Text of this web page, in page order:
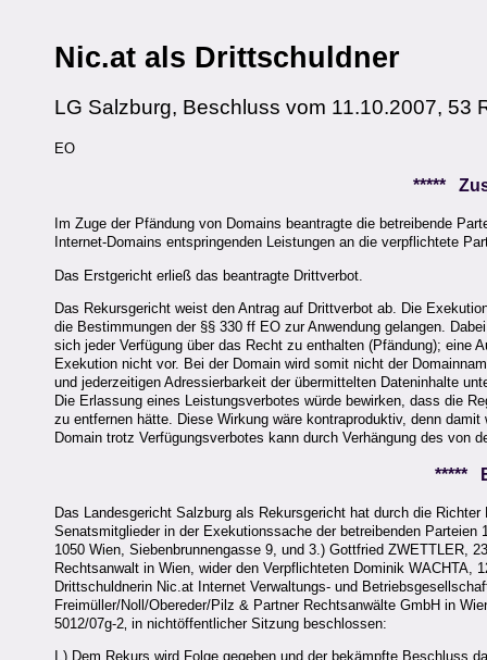
Nic.at als Drittschuldner
LG Salzburg, Beschluss vom 11.10.2007, 53
EO
*****
Im Zuge der Pfändung von Domains beantragte die betreibende
Internet-Domains entspringenden Leistungen an die verpflichtete
Das Erstgericht erließ das beantragte Drittverbot.
Das Rekursgericht weist den Antrag auf Drittverbot ab. Die
die Bestimmungen der §§ 330 ff EO zur Anwendung gelangen.
sich jeder Verfügung über das Recht zu enthalten (Pfändung); eine
Exekution nicht vor. Bei der Domain wird somit nicht der
und jederzeitigen Adressierbarkeit der übermittelten Dateninhalte
Die Erlassung eines Leistungsverbotes würde bewirken, dass die
zu entfernen hätte. Diese Wirkung wäre kontraproduktiv, denn
Domain trotz Verfügungsverbotes kann durch Verhängung des von
*****
Das Landesgericht Salzburg als Rekursgericht hat durch die
Senatsmitglieder in der Exekutionssache der betreibenden
1050 Wien, Siebenbrunnengasse 9, und 3.) Gottfried ZWETTLER,
Rechtsanwalt in Wien, wider den Verpflichteten Dominik WACHTA,
Drittschuldnerin Nic.at Internet Verwaltungs- und
Freimüller/Noll/Obereder/Pilz & Partner Rechtsanwälte GmbH in
5012/07g-2‚ in nichtöffentlicher Sitzung beschlossen:
I.) Dem Rekurs wird Folge gegeben und der bekämpfte Beschluss